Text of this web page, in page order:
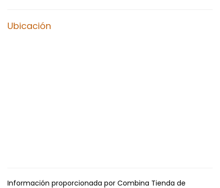
Ubicación
Información proporcionada por Combina Tienda de